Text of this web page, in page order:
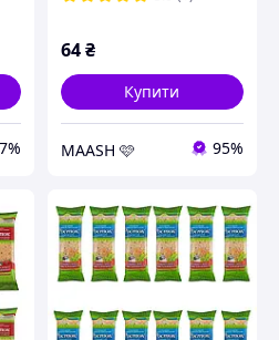
64₴
Купити
MAASH 🩷 95%